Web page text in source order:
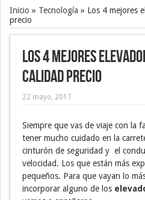
Inicio » Tecnología » Los 4 mejores
precio
Los 4 mejores
calidad precio
22 mayo, 2017
Siempre que vas de viaje con la
tener mucho cuidado en la
cinturón de seguridad y el
velocidad. Los que están más
pequeños. Para que vayan lo
incorporar alguno de los